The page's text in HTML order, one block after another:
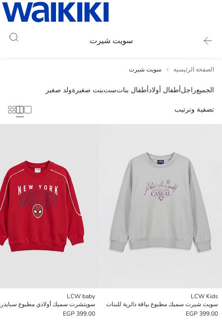
سويت شيرت
الصفحة الرئيسية سويت شيرت
الجميعراجلأطفال أولادأطفال بناتستبنت صغيرةولد صغير
تصفية وترتيب
LCW Kids
سويت شيرت سميك مطبوع بياقة دائرية للبنات
399.00 EGP
LCW baby
سويتشرت سميك أولادي مطبوع
399.00 EGP